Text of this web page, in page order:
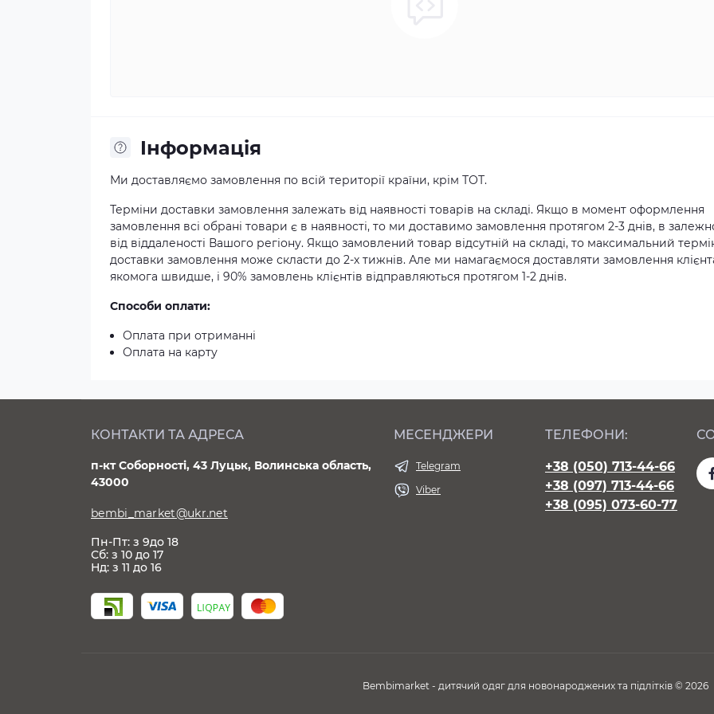
Iнформація
Ми доставляємо замовлення по всій території країни, крім ТОТ.
Терміни доставки замовлення залежать від наявності товарів на складі. Якщо в момент оформлення
замовлення всі обрані товари є в наявності, то ми доставимо замовлення протягом 2-3 днів, в
від віддаленості Вашого регіону. Якщо замовлений товар відсутній на складі, то максимальний
доставки замовлення може скласти до 2-х тижнів. Але ми намагаємося доставляти замовлення
якомога швидше, і 90% замовлень клієнтів відправляються протягом 1-2 днів.
Способи оплати:
Оплата при отриманні
Оплата на карту
КОНТАКТИ ТА АДРЕСА
п-кт Соборності, 43 Луцьк, Волинська область,
43000
bembi_market@ukr.net
Пн-Пт: з 9до 18
Сб: з 10 до 17
Нд: з 11 до 16
МЕСЕНДЖЕРИ
Telegram
Viber
ТЕЛЕФОНИ:
+38 (050) 713-44-66
+38 (097) 713-44-66
+38 (095) 073-60-77
Bembimarket - дитячий одяг для новонароджених та підлітків © 2026